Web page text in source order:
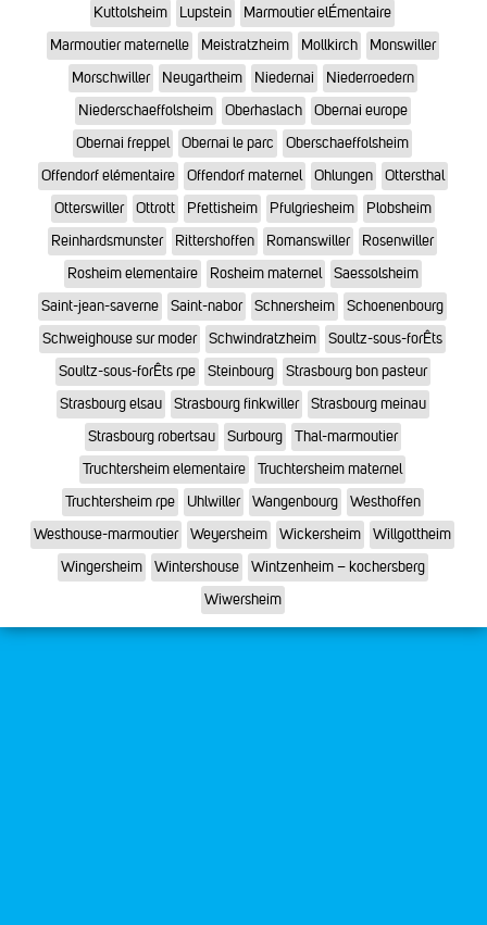
Kuttolsheim Lupstein
Marmoutier elÉmentaire
Marmoutier maternelle
Meistratzheim Mollkirch
Monswiller
Morschwiller
Neugartheim Niedernai
Niederroedern
Niederschaeffolsheim
Oberhaslach
Obernai europe
Obernai freppel
Obernai le parc
Oberschaeffolsheim
Offendorf elémentaire
Offendorf maternel Ohlungen
Ottersthal
Otterswiller
Ottrott Pfettisheim Pfulgriesheim
Plobsheim
Reinhardsmunster
Rittershoffen Romanswiller
Rosenwiller
Rosheim elementaire
Rosheim maternel
Saessolsheim
Saint-jean-saverne
Saint-nabor Schnersheim
Schoenenbourg
Schweighouse sur moder
Schwindratzheim
Soultz-sous-forÊts
Soultz-sous-forÊts rpe
Steinbourg
Strasbourg bon pasteur
Strasbourg elsau
Strasbourg finkwiller
Strasbourg meinau
Strasbourg robertsau
Surbourg
Thal-marmoutier
Truchtersheim elementaire
Truchtersheim maternel
Truchtersheim rpe
Uhlwiller Wangenbourg
Westhoffen
Westhouse-marmoutier
Weyersheim Wickersheim
Willgottheim
Wingersheim
Wintershouse
Wintzenheim – kochersberg
Wiwersheim